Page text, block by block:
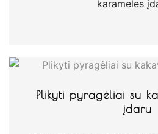
karameles
Plikyti pyragėliai su
įdaru